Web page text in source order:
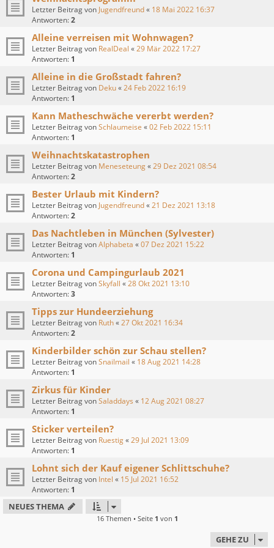
Letzter Beitrag von Jugendfreund« 18 Mai 2022 16:37
Antworten:2
Alleine verreisen mit Wohnwagen?
Letzter Beitrag von RealDeal «29 Mär 2022 17:27
Antworten: 1
Alleine in die Großstadt fahren?
Letzter Beitrag von Deku«24 Feb 2022 16:19
Antworten: 1
Kann Matheschwäche vererbt werden?
Letzter Beitrag vonSchlaumeise «02 Feb 2022 15:11
Antworten: 1
Weihnachtskatastrophen
Letzter Beitrag von Meneseteung«29 Dez 2021 08:54
Antworten:2
Bester Urlaub mit Kindern?
Letzter Beitrag von Jugendfreund«21 Dez 2021 13:18
Antworten:2
Das Nachtleben in München (Sylvester)
Letzter Beitrag vonAlphabeta «07 Dez 2021 15:22
Antworten: 1
Corona und Campingurlaub 2021
Letzter Beitrag vonSkyfall «28 Okt 2021 13:10
Antworten:3
Tipps zur Hundeerziehung
Letzter Beitrag von Ruth«27 Okt 2021 16:34
Antworten:2
Kinderbilder schön zur Schau stellen?
Letzter Beitrag vonSnailmail « 18 Aug 2021 14:28
Antworten: 1
Zirkus für Kinder
Letzter Beitrag vonSaladdays « 12 Aug 2021 08:27
Antworten: 1
Sticker verteilen?
Letzter Beitrag von Ruestig«29 Jul 2021 13:09
Antworten: 1
Lohnt sich der Kauf eigener Schlittschuhe?
Letzter Beitrag von Intel « 15 Jul 2021 16:52
Antworten: 1
NEUES THEMA
16 Themen • Seite 1 von 1
GEHE ZU